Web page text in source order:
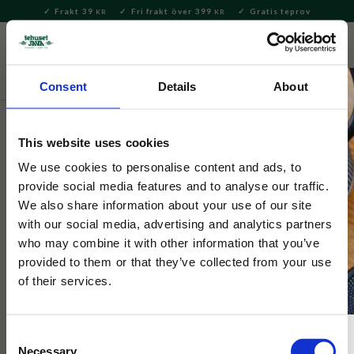
Consent Details About
This website uses cookies
We use cookies to personalise content and ads, to
provide social media features and to analyse our traffic.
We also share information about your use of our site
with our social media, advertising and analytics partners
who may combine it with other information that you’ve
provided to them or that they’ve collected from your use
of their services.
Necessary
Meny
Frakt 39 KR Fri frakt över 399 KR Gratis teprov
Te Tepåsar Tepåsar svart te
Yorkshire
Yorkshire svart te Gold tepåsar 80
st
Yorkshire Gold, en blandning av teer från Assam, Kenya och
Rwanda.